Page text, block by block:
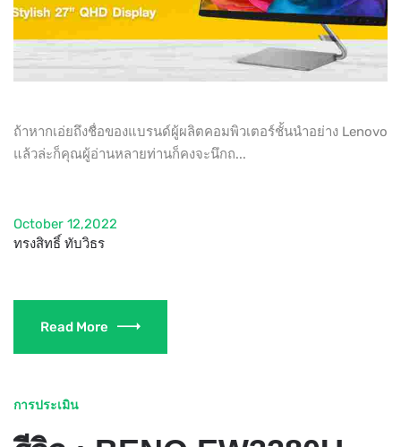
ถ้าหากเอ่ยถึงชื่อของแบรนด์ผู้ผลิตคอมพิวเตอร์ชั้นนำอย่าง Lenovo
แล้วล่ะก็คุณผู้อ่านหลายท่านก็คงจะนึกถ...
October 12,2022
ทรงสิทธิ์ ทับวิธร
Read More
การประเมิน